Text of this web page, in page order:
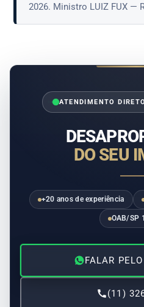
2026. Ministro LUIZ FUX —
ATENDIMENTO
DO SEU
+20 anos de experiência
OAB/SP
FALAR
(11)